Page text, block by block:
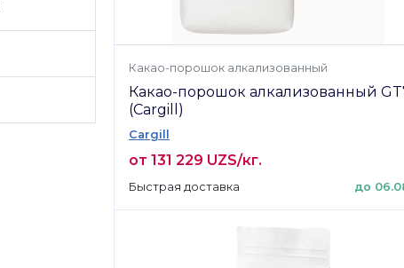
Какао-порошок алкализованный
Какао-порошок алкализованный
(Cargill)
Cargill
от 131 229 UZS/кг.
Быстрая доставка до